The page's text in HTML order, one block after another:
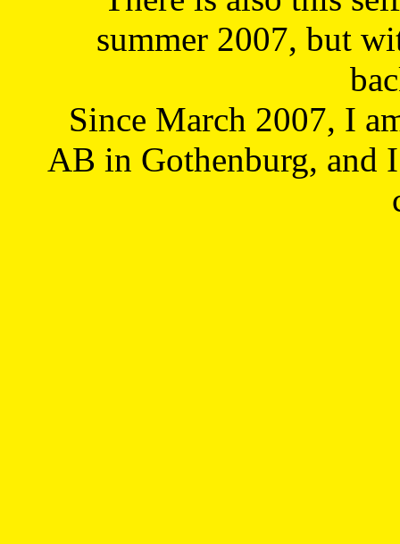
summer 2007, but
Since March 2007, I
AB in Gothenburg, and